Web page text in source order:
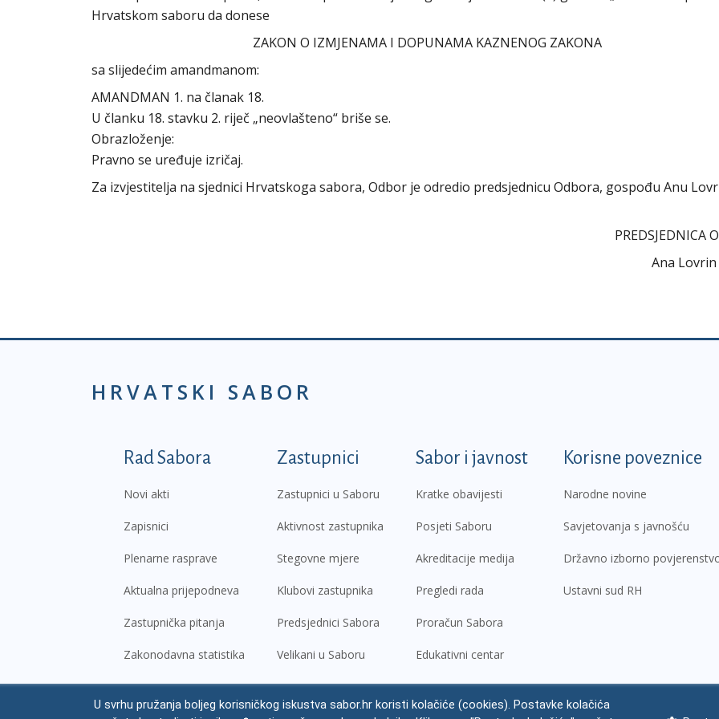
Hrvatskom saboru da donese
ZAKON O IZMJENAMA I DOPUNAMA KAZNENOG ZAKONA
sa slijedećim amandmanom:
AMANDMAN 1. na članak 18.
U članku 18. stavku 2. riječ „neovlašteno“ briše se.
Obrazloženje:
Pravno se uređuje izričaj.
Za izvjestitelja na sjednici Hrvatskoga sabora, Odbor je odredio predsjednicu Odbora, gospođu Anu
PREDSJEDNICA
Ana
HRVATSKI SABOR
Podnožje prvi izbornik
Rad Sabora
Novi akti
Zapisnici
Plenarne rasprave
Aktualna prijepodneva
Zastupnička pitanja
Zakonodavna statistika
Zastupnici
Zastupnici u Saboru
Aktivnost zastupnika
Stegovne mjere
Klubovi zastupnika
Predsjednici Sabora
Velikani u Saboru
Sabor i javnost
Kratke obavijesti
Posjeti Saboru
Akreditacije medija
Pregledi rada
Proračun Sabora
Edukativni centar
Korisne poveznice
Narodne novine
Savjetovanja s javnošću
Državno izborno
Ustavni sud RH
U svrhu pružanja boljeg korisničkog iskustva sabor.hr koristi kolačiće (cookies). Postavke kolačića